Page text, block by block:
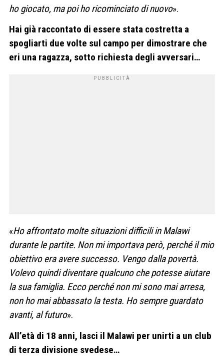
ho giocato, ma poi ho ricominciato di nuovo».
Hai già raccontato di essere stata costretta a
spogliarti due volte sul campo per dimostrare che
eri una ragazza, sotto richiesta degli avversari…
«Ho affrontato molte situazioni difficili in Malawi
durante le partite. Non mi importava però, perché il mio
obiettivo era avere successo. Vengo dalla povertà.
Volevo quindi diventare qualcuno che potesse aiutare
la sua famiglia. Ecco perché non mi sono mai arresa,
non ho mai abbassato la testa. Ho sempre guardato
avanti, al futuro».
All’età di 18 anni, lasci il Malawi per unirti a un club
di terza divisione svedese…